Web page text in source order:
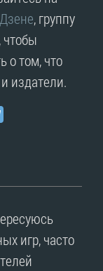
, группу
чтобы
о том, что
издатели.
игр, часто